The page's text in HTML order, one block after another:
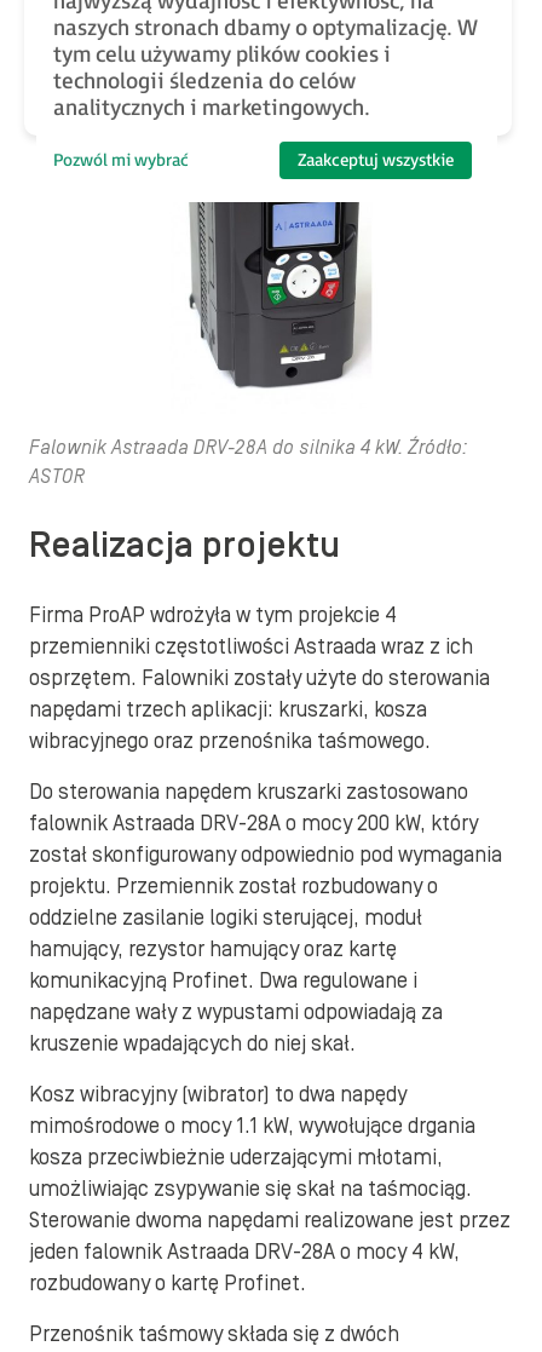
techniczne, cena oraz szybkość reakcji pomocy
technicznej w sytuacjach awaryjnych.
Falownik Astraada DRV-28A do silnika 4 kW. Źródło:
ASTOR
Realizacja projektu
Firma ProAP wdrożyła w tym projekcie 4
przemienniki częstotliwości Astraada wraz z ich
osprzętem. Falowniki zostały użyte do sterowania
napędami trzech aplikacji: kruszarki, kosza
wibracyjnego oraz przenośnika taśmowego.
Do sterowania napędem kruszarki zastosowano
falownik Astraada DRV-28A o mocy 200 kW, który
został skonfigurowany odpowiednio pod wymagania
projektu. Przemiennik został rozbudowany o
oddzielne zasilanie logiki sterującej, moduł
hamujący, rezystor hamujący oraz kartę
komunikacyjną Profinet. Dwa regulowane i
napędzane wały z wypustami odpowiadają za
kruszenie wpadających do niej skał.
Kosz wibracyjny (wibrator) to dwa napędy
mimośrodowe o mocy 1.1 kW, wywołujące drgania
kosza przeciwbieżnie uderzającymi młotami,
umożliwiając zsypywanie się skał na taśmociąg.
Sterowanie dwoma napędami realizowane jest przez
jeden falownik Astraada DRV-28A o mocy 4 kW,
rozbudowany o kartę Profinet.
Przenośnik taśmowy składa się z dwóch
naszych stronach dbamy o optymalizację. W
tym celu używamy plików cookies i
technologii śledzenia do celów
analitycznych i marketingowych.
Pozwól mi wybrać Zaakceptuj wszystkie